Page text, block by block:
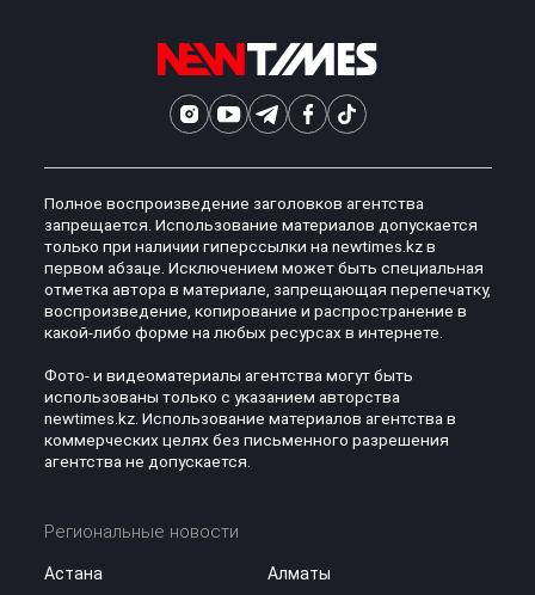
Полное воспроизведение заголовков агентства
запрещается. Использование материалов допускается
только при наличии гиперссылки на newtimes.kz в
первом абзаце. Исключением может быть специальная
отметка автора в материале, запрещающая перепечатку,
воспроизведение, копирование и распространение в
какой-либо форме на любых ресурсах в интернете.
Фото- и видеоматериалы агентства могут быть
использованы только с указанием авторства
newtimes.kz. Использование материалов агентства в
коммерческих целях без письменного разрешения
агентства не допускается.
Региональные новости
Астана
Алматы